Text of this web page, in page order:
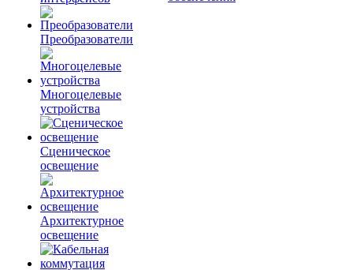
Преобразователи
Многоцелевые
устройства
Сценическое
освещение
Архитектурное
освещение